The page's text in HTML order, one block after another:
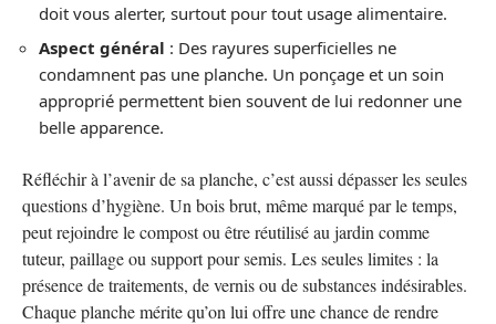
doit vous alerter, surtout pour tout usage alimentaire.
Aspect général : Des rayures superficielles ne
condamnent pas une planche. Un ponçage et un soin
approprié permettent bien souvent de lui redonner une
belle apparence.
Réfléchir à l’avenir de sa planche, c’est aussi dépasser les seules
questions d’hygiène. Un bois brut, même marqué par le temps,
peut rejoindre le compost ou être réutilisé au jardin comme
tuteur, paillage ou support pour semis. Les seules limites : la
présence de traitements, de vernis ou de substances indésirables.
Chaque planche mérite qu’on lui offre une chance de rendre